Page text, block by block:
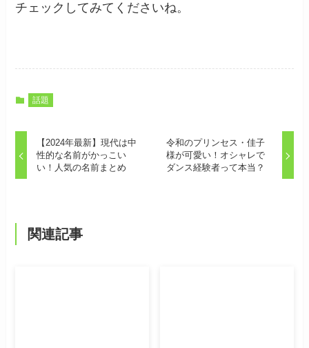
チェックしてみてくださいね。
話題
【2024年最新】現代は中
性的な名前がかっこい
い！人気の名前まとめ
令和のプリンセス・佳子
様が可愛い！オシャレで
ダンス経験者って本当？
関連記事